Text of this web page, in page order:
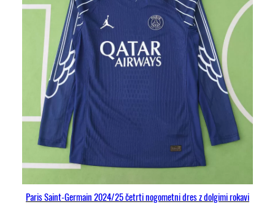
Paris Saint-Germain 2024/25 četrti nogometni dres z dolgimi rokavi